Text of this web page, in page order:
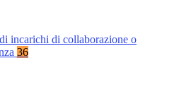
incarichi di collaborazione o
36